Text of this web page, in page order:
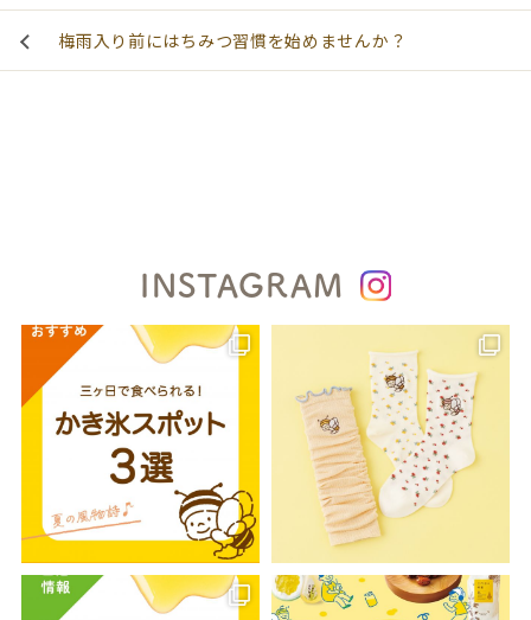
梅雨入り前にはちみつ習慣を始めませんか？
INSTAGRAM